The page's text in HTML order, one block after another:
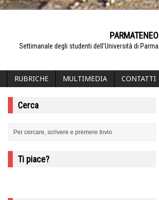
PARMATENEO
Settimanale degli studenti dell'Università di Parma
RUBRICHE MULTIMEDIA CONTATTI
Cerca
Ti piace?